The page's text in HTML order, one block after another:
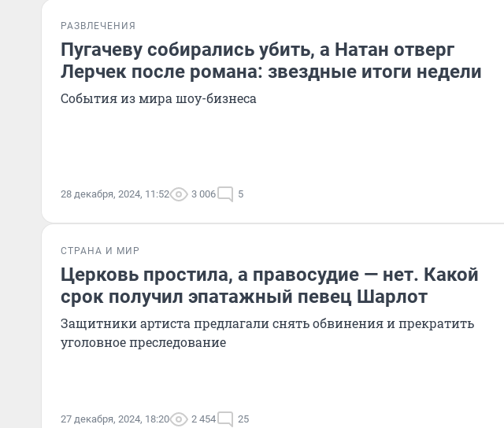
РАЗВЛЕЧЕНИЯ
Пугачеву собирались убить, а Натан отверг
Лерчек после романа: звездные итоги недели
События из мира шоу-бизнеса
28 декабря, 2024, 11:52 3 006 5
СТРАНА И МИР
Церковь простила, а правосудие — нет. Какой
срок получил эпатажный певец Шарлот
Защитники артиста предлагали снять обвинения и прекратить
уголовное преследование
27 декабря, 2024, 18:20 2 454 25